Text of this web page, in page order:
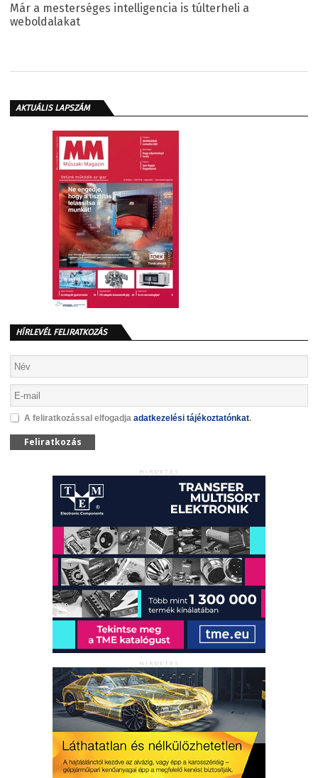
Már a mesterséges intelligencia is túlterheli a
weboldalakat
AKTUÁLIS LAPSZÁM
HÍRLEVÉL FELIRATKOZÁS
A feliratkozással elfogadja adatkezelési tájékoztatónkat.
Feliratkozás
HIRDETÉS
HIRDETÉS